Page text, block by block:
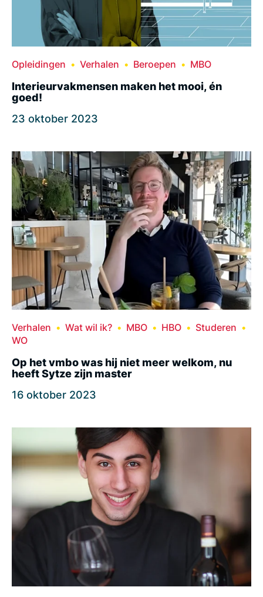
Opleidingen Verhalen Beroepen MBO
Interieurvakmensen maken het mooi, én
goed!
23 oktober 2023
Verhalen Wat wil ik? MBO HBO
Studeren
WO
Op het vmbo was hij niet meer welkom, nu
heeft Sytze zijn master
16 oktober 2023